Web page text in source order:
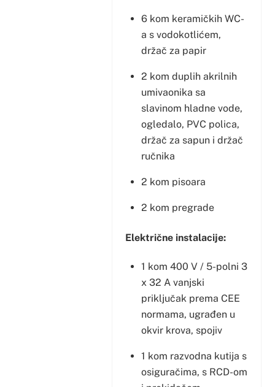
6 kom keramičkih WC-
a s vodokotlićem,
držač za papir
2 kom duplih akrilnih
umivaonika sa
slavinom hladne vode,
ogledalo, PVC polica,
držač za sapun i držač
ručnika
2 kom pisoara
2 kom pregrade
Električne instalacije:
1 kom 400 V / 5-polni 3
x 32 A vanjski
priključak prema CEE
normama, ugrađen u
okvir krova, spojiv
1 kom razvodna kutija s
osiguračima, s RCD-om